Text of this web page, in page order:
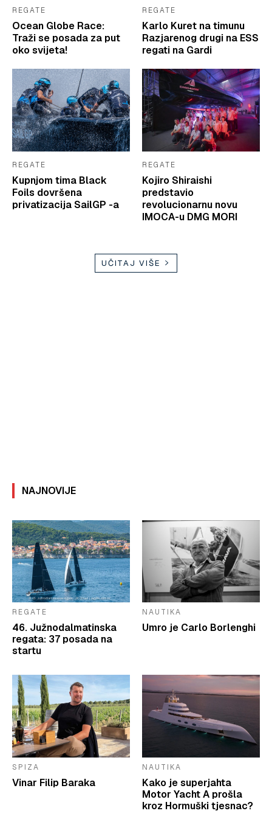
REGATE
Ocean Globe Race:
Traži se posada za put
oko svijeta!
REGATE
Karlo Kuret na timunu
Razjarenog drugi na ESS
regati na Gardi
REGATE
Kupnjom tima Black
Foils dovršena
privatizacija SailGP -a
REGATE
Kojiro Shiraishi
predstavio
revolucionarnu novu
IMOCA-u DMG MORI
UČITAJ VIŠE
NAJNOVIJE
REGATE
46. Južnodalmatinska
regata: 37 posada na
startu
NAUTIKA
Umro je Carlo Borlenghi
SPIZA
Vinar Filip Baraka
NAUTIKA
Kako je superjahta
Motor Yacht A prošla
kroz Hormuški tjesnac?